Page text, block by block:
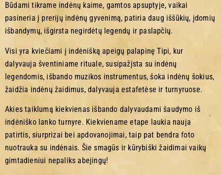
Būdami tikrame indėnų kaime, gamtos apsuptyje, vaikai
pasineria į prerijų indėnų gyvenimą, patiria daug iššūkių, įdomių
išbandymų, išgirsta negirdėtų legendų ir paslapčių.
Visi yra kviečiami į indėnišką apeigų palapinę Tipi, kur
dalyvauja šventiniame rituale, susipažįsta su indėnų
legendomis, išbando muzikos instrumentus, šoka indėnų šokius,
žaidžia indėnų žaidimus, dalyvauja estafetėse ir turnyruose.
Akies taiklumą kiekvienas išbando dalyvaudami šaudymo iš
indėniško lanko turnyre. Kiekviename etape laukia nauja
patirtis, siurprizai bei apdovanojimai, taip pat bendra foto
nuotrauka su indėnais. Šie smagūs ir kūrybiški žaidimai vaikų
gimtadieniui nepaliks abejingų!